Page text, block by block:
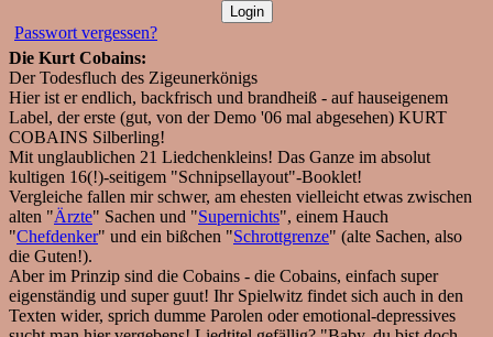
Passwort vergessen?
Die Kurt Cobains:
Der Todesfluch des Zigeunerkönigs
Hier ist er endlich, backfrisch und brandheiß - auf hauseigenem
Label, der erste (gut, von der Demo '06 mal abgesehen) KURT
COBAINS Silberling!
Mit unglaublichen 21 Liedchenkleins! Das Ganze im absolut
kultigen 16(!)-seitigem "Schnipsellayout"-Booklet!
Vergleiche fallen mir schwer, am ehesten vielleicht etwas zwischen
alten "Ärzte" Sachen und "Supernichts", einem Hauch
"Chefdenker" und ein bißchen "Schrottgrenze" (alte Sachen, also
die Guten!).
Aber im Prinzip sind die Cobains - die Cobains, einfach super
eigenständig und super guut! Ihr Spielwitz findet sich auch in den
Texten wider, sprich dumme Parolen oder emotional-depressives